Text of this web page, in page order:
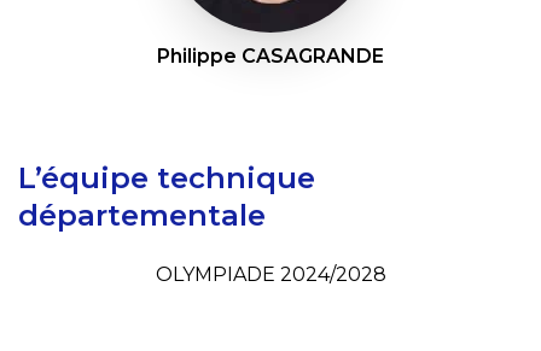
Philippe CASAGRANDE
L’équipe technique
départementale
OLYMPIADE 2024/2028